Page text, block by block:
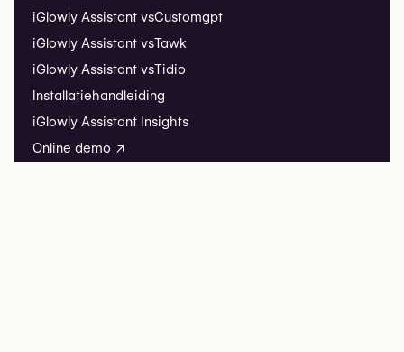
iGlowly Assistant vsCustomgpt
iGlowly Assistant vsTawk
iGlowly Assistant vsTidio
Installatiehandleiding
iGlowly Assistant Insights
Online demo ↗